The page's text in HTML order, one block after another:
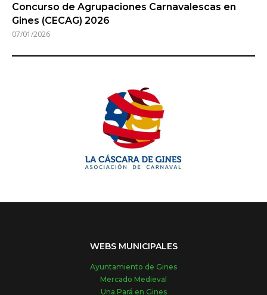
Concurso de Agrupaciones Carnavalescas en
Gines (CECAG) 2026
07/01/2026
WEBS MUNICIPALES
Ayuntamiento de Gines
Mercado Medieval
Una Pará en Gines